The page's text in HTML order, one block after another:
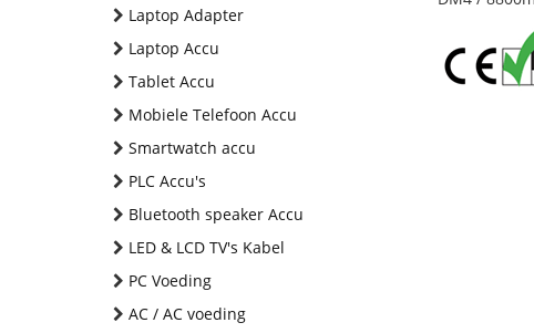
Laptop Adapter
Laptop Accu
Tablet Accu
Mobiele Telefoon Accu
Smartwatch accu
PLC Accu's
Bluetooth speaker Accu
LED & LCD TV's Kabel
PC Voeding
AC / AC voeding